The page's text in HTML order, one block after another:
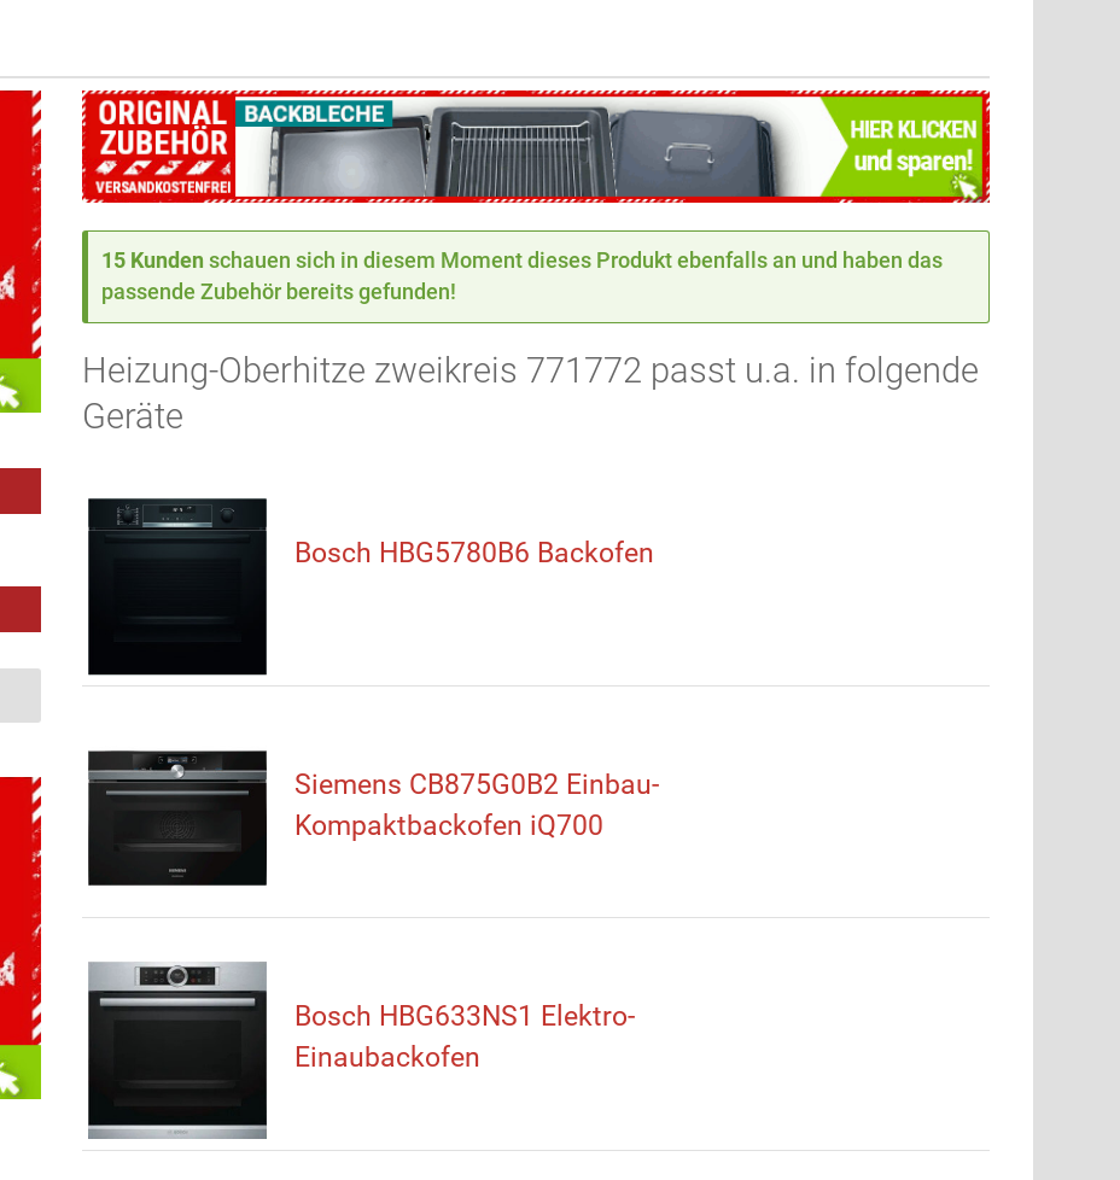
15 Kunden schauen sich in diesem Moment dieses Produkt ebenfalls an und haben das
passende Zubehör bereits gefunden!
Heizung-Oberhitze zweikreis 771772 passt u.a. in folgende
Geräte
Bosch HBG5780B6 Backofen
Siemens CB875G0B2 Einbau-
Kompaktbackofen iQ700
Bosch HBG633NS1 Elektro-
Einaubackofen